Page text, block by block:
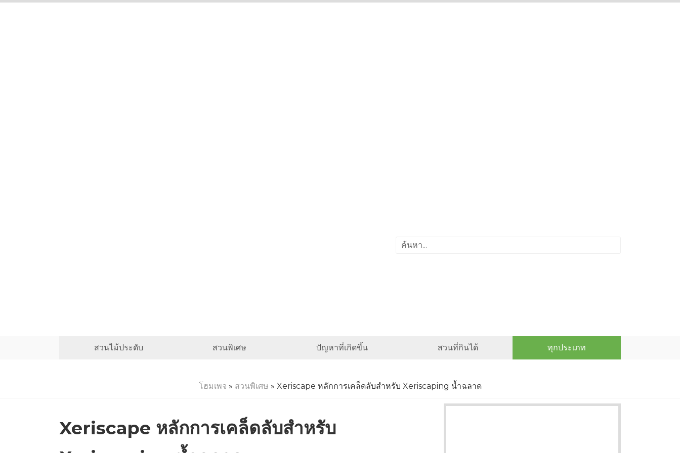
สวนไม้ประดับ สวนพิเศษ ปัญหาที่เกิดขึ้น สวนที่กินได้ ทุกประเภท
โฮมเพจ » สวนพิเศษ » Xeriscape หลักการเคล็ดลับสำหรับ Xeriscaping น้ำฉลาด
Xeriscape หลักการเคล็ดลับสำหรับ